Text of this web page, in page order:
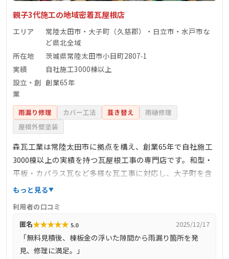
親子3代施工の地域密着瓦屋根店
エリア
常陸太田市・大子町（久慈郡）・日立市・水戸市な
ど県北全域
所在地
茨城県常陸太田市小目町2807‑1
実績
自社施工3000棟以上
設立・創
業
創業65年
雨漏り修理 カバー工法 葺き替え
雨樋修理
屋根外壁塗装
森瓦工業は常陸太田市に拠点を構え、創業65年で自社施工
3000棟以上の実績を持つ瓦屋根工事の専門店です。和型・
平板・カパラス瓦など多様な瓦工事に対応し、大子町を含
む茨城県北部全域で地元密着の施工を展開。ドローン点
示を行います。生活110番で高評価（平均★4.5）、無料見
積もり後「棟板金の隙間が原因」と診断し雨漏り修理を実
施して満足の声も多数。雨漏り修理にも対応し、地域に安
心と信頼を提供する屋根の専門家です。
もっと見る
利用者の口コミ
匿名★★★★★ 5.0 2025/12/17
「無料見積後、棟板金の浮いた隙間から雨漏り箇所を発
見、修理に満足。」